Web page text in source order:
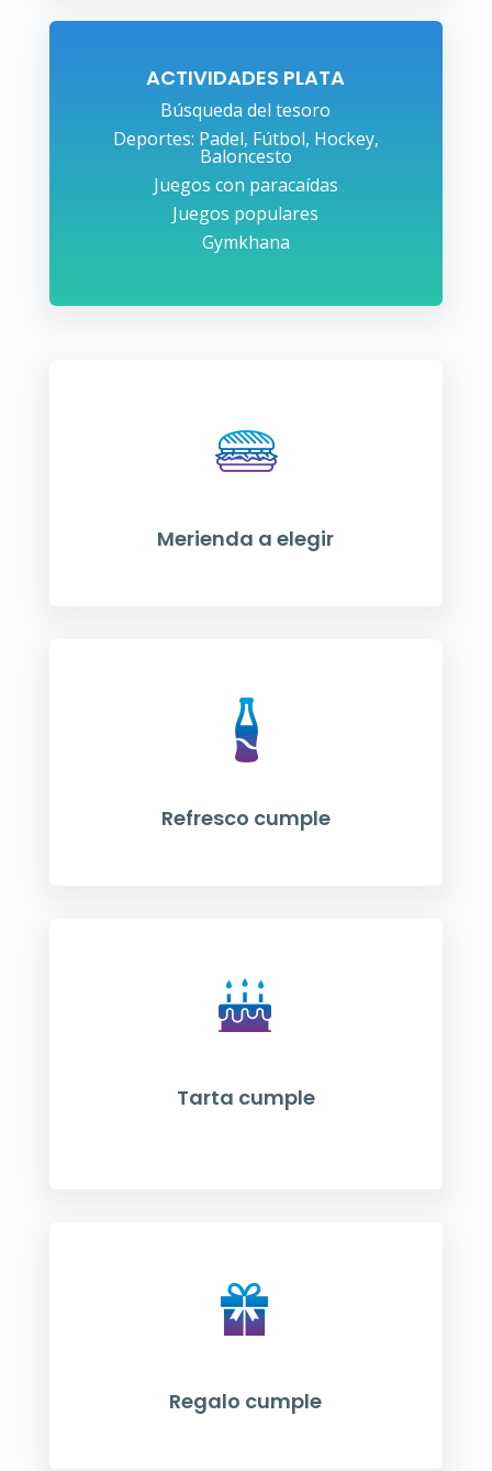
ACTIVIDADES PLATA
Búsqueda del tesoro
Deportes: Padel, Fútbol, Hockey,
Baloncesto
Juegos con paracaídas
Juegos populares
Gymkhana
Merienda a elegir
Refresco cumple
Tarta cumple
Regalo cumple